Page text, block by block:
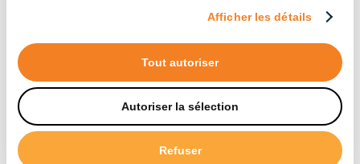
Afficher les détails
Tout autoriser
Autoriser la sélection
Refuser
Haute luminosité
Haute luminosité
(6x20W)